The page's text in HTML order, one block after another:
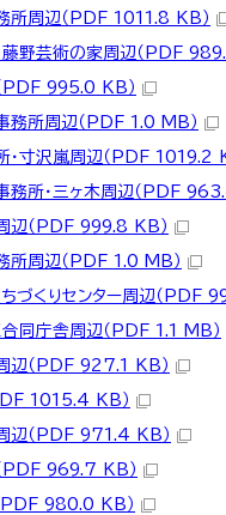
所周辺（PDF 1011.8 KB）
藤野芸術の家周辺（PDF
PDF 995.0 KB）
務所周辺（PDF 1.0 MB）
・寸沢嵐周辺（PDF 1019.2
務所・三ヶ木周辺（PDF
辺（PDF 999.8 KB）
所周辺（PDF 1.0 MB）
ちづくりセンター周辺（PDF
合同庁舎周辺（PDF 1.1 MB）
辺（PDF 927.1 KB）
1015.4 KB）
辺（PDF 971.4 KB）
PDF 969.7 KB）
PDF 980.0 KB）